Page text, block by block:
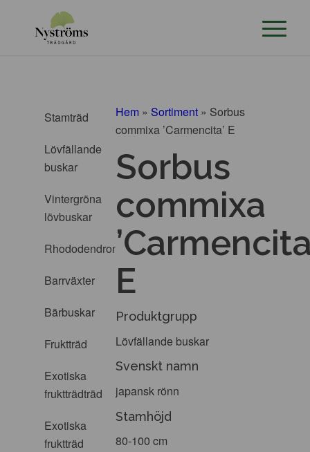
Stamträd
Lövfällande
buskar
Vintergröna
lövbuskar
Rhododendron
Barrväxter
Bärbuskar
Fruktträd
Exotiska
fruktträdträd
Exotiska
fruktträd
Hem » Sortiment » Sorbus
commixa ’Carmencita’ E
Sorbus
commixa
E
Produktgrupp
Lövfällande buskar
Svenskt namn
japansk rönn
Stamhöjd
80-100 cm